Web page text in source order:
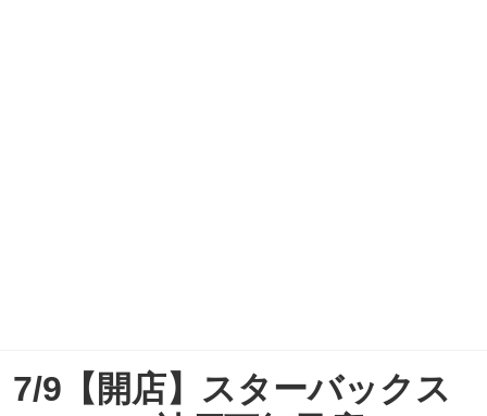
7/9【開店】スターバックス